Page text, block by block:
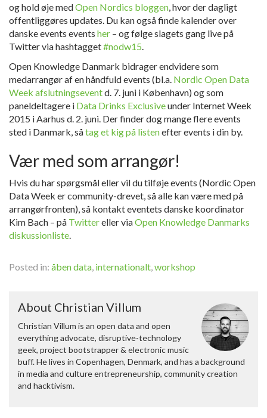
og hold øje medOpen Nordics bloggen, hvor der dagligt
offentliggøres updates. Du kan også finde kalender over
danske events events her – og følge slagets gang live på
Twitter via hashtagget#nodw15.
Open Knowledge Danmark bidrager endvidere som
medarrangør af en håndfuld events (bl.a. Nordic Open Data
Week afslutningseventd. 7. juni i København) og som
paneldeltagere i Data Drinks Exclusiveunder Internet Week
2015 i Aarhus d. 2. juni. Der finder dog mange flere events
sted i Danmark, såtag et kig på listenefter events i din by.
Vær med som arrangør!
Hvis du har spørgsmål eller vil du tilføje events (Nordic Open
Data Week er community-drevet, så alle kan være med på
arrangørfronten), så kontakt eventets danske koordinator
Kim Bach – på Twittereller viaOpen Knowledge Danmarks
diskussionliste.
Posted in: åben data, internationalt,workshop
About Christian Villum
Christian Villum is an open data and open
everything advocate, disruptive-technology
geek, project bootstrapper & electronic music
buff. He lives in Copenhagen, Denmark, and has a background
in media and culture entrepreneurship, community creation
and hacktivism.